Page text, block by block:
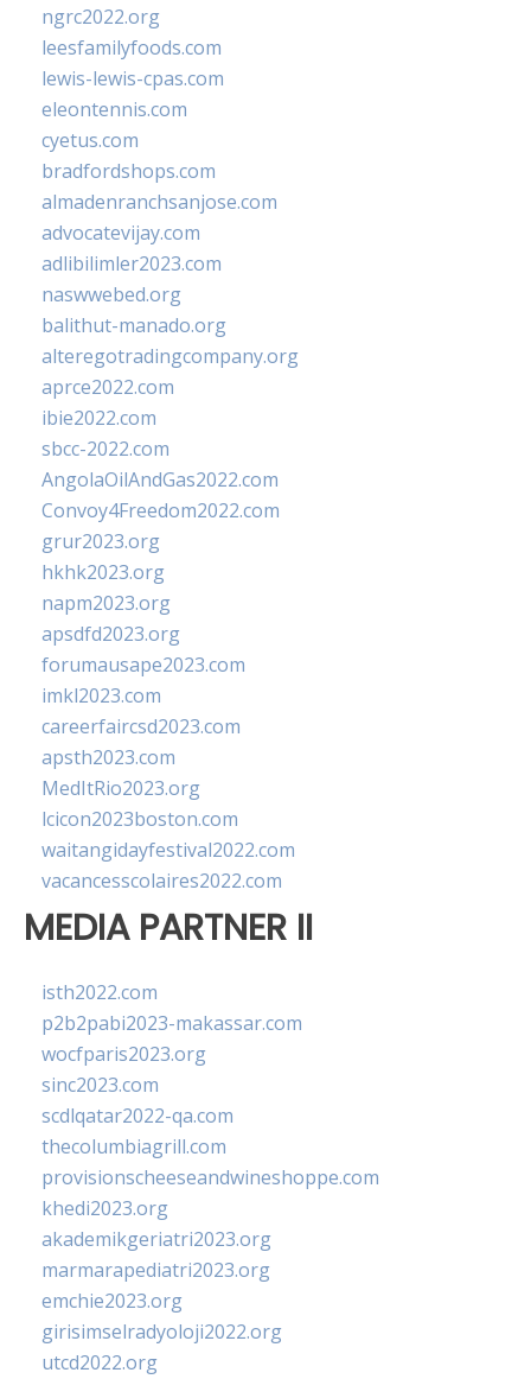
ngrc2022.org
leesfamilyfoods.com
lewis-lewis-cpas.com
eleontennis.com
cyetus.com
bradfordshops.com
almadenranchsanjose.com
advocatevijay.com
adlibilimler2023.com
naswwebed.org
balithut-manado.org
alteregotradingcompany.org
aprce2022.com
ibie2022.com
sbcc-2022.com
AngolaOilAndGas2022.com
Convoy4Freedom2022.com
grur2023.org
hkhk2023.org
napm2023.org
apsdfd2023.org
forumausape2023.com
imkl2023.com
careerfaircsd2023.com
apsth2023.com
MedItRio2023.org
lcicon2023boston.com
waitangidayfestival2022.com
vacancesscolaires2022.com
MEDIA PARTNER II
isth2022.com
p2b2pabi2023-makassar.com
wocfparis2023.org
sinc2023.com
scdlqatar2022-qa.com
thecolumbiagrill.com
provisionscheeseandwineshoppe.com
khedi2023.org
akademikgeriatri2023.org
marmarapediatri2023.org
emchie2023.org
girisimselradyoloji2022.org
utcd2022.org